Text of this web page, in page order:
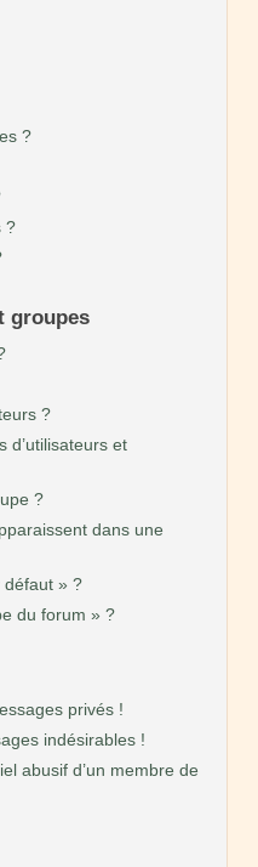
?
?
groupes
?
d’utilisateurs et
?
dans une
défaut » ?
du forum » ?
privés !
indésirables !
abusif d’un membre de